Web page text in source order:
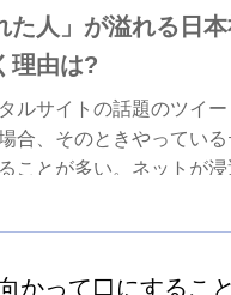
た人」が溢れる日
理由は?
ルサイトの話題のツイ
合、そのときやってい
ことが多い。ネットが
かって口にするこ